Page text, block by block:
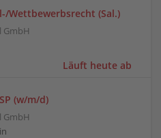
Wettbewerbsrecht (Sal.)
GmbH
Läuft heute ab
(w/m/d)
GmbH